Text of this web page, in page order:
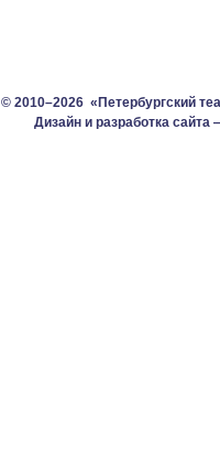
© 2010–2026 «Петербургский
Дизайн и разработка сайта